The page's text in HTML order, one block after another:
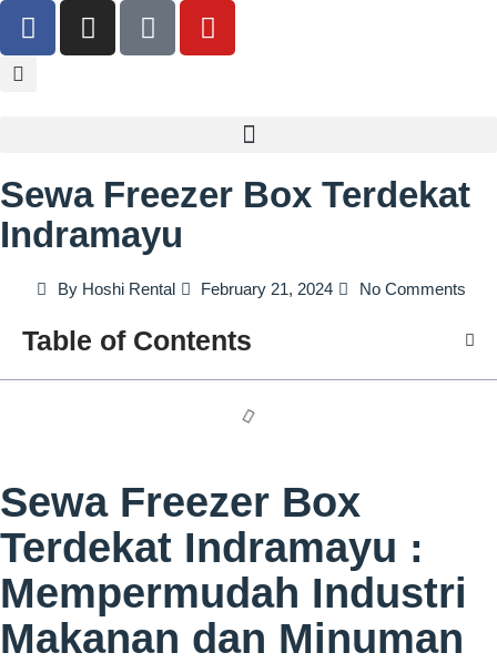
Sewa Freezer Box Terdekat
Indramayu
ByHoshi Rental February 21, 2024 No Comments
Table of Contents
Sewa Freezer Box
Terdekat Indramayu :
Mempermudah Industri
Makanan dan Minuman